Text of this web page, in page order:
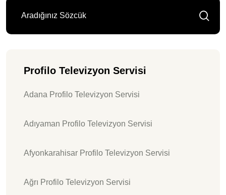
Profilo Televizyon Servisi
Adana Profilo Televizyon Servisi
Adıyaman Profilo Televizyon Servisi
Afyonkarahisar Profilo Televizyon Servisi
Ağrı Profilo Televizyon Servisi